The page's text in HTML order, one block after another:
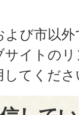
び市以
サイトの
してくださ